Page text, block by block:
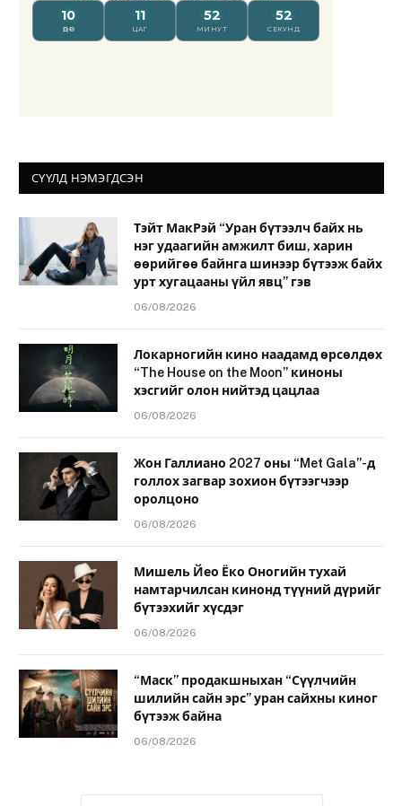
СҮҮЛД НЭМЭГДСЭН
Тэйт МакРэй “Уран бүтээлч байх нь
нэг удаагийн амжилт биш, харин
өөрийгөө байнга шинээр бүтээж байх
урт хугацааны үйл явц” гэв
06/08/2026
Локарногийн кино наадамд өрсөлдөх
“The House on the Moon” киноны
хэсгийг олон нийтэд цацлаа
06/08/2026
Жон Галлиано 2027 оны “Met Gala”-д
голлох загвар зохион бүтээгчээр
оролцоно
06/08/2026
Мишель Йео Ёко Оногийн тухай
намтарчилсан кинонд түүний дүрийг
бүтээхийг хүсдэг
06/08/2026
“Маск” продакшныхан “Сүүлчийн
шилийн сайн эрс” уран сайхны киног
бүтээж байна
06/08/2026